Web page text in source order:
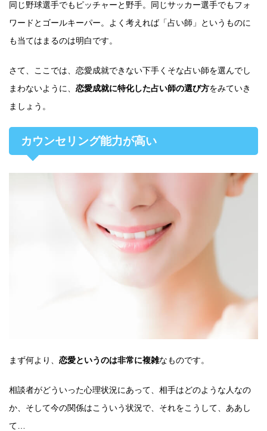
同じ野球選手でもピッチャーと野手。同じサッカー選手でもフォ
ワードとゴールキーパー。よく考えれば「占い師」というものに
も当てはまるのは明白です。
さて、ここでは、恋愛成就できない下手くそな占い師を選んでし
まわないように、 恋愛成就に特化した占い師の選び方をみていき
ましょう。
カウンセリング能力が高い
まず何より、 恋愛というのは非常に複雑なものです。
相談者がどういった心理状況にあって、相手はどのような人なの
か、そして今の関係はこういう状況で、それをこうして、ああし
て…